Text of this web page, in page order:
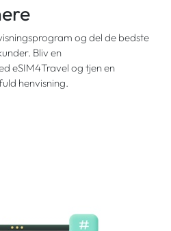
og del de bedste
Bliv en
eSIM4Travel og tjen en
henvisning.